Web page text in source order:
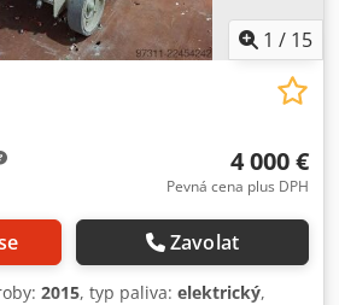
1 / 15
4 000 €
Pevná cena plus DPH
Zavolat
2015, typ paliva: elektrický,